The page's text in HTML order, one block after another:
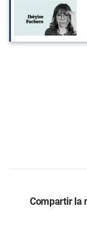
Compartir la